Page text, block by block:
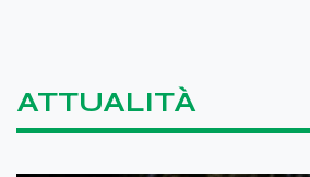
ATTUALITÀ